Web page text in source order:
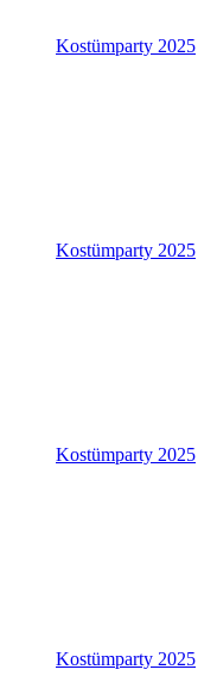
Kostümparty 2025
Kostümparty 2025
Kostümparty 2025
Kostümparty 2025